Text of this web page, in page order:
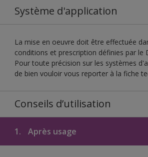
Système d'application
La mise en oeuvre doit être effectuée
conditions et prescription définies par le
Pour toute précision sur les systèmes
de bien vouloir vous reporter à la fiche
Conseils d’utilisation
1. Après usage